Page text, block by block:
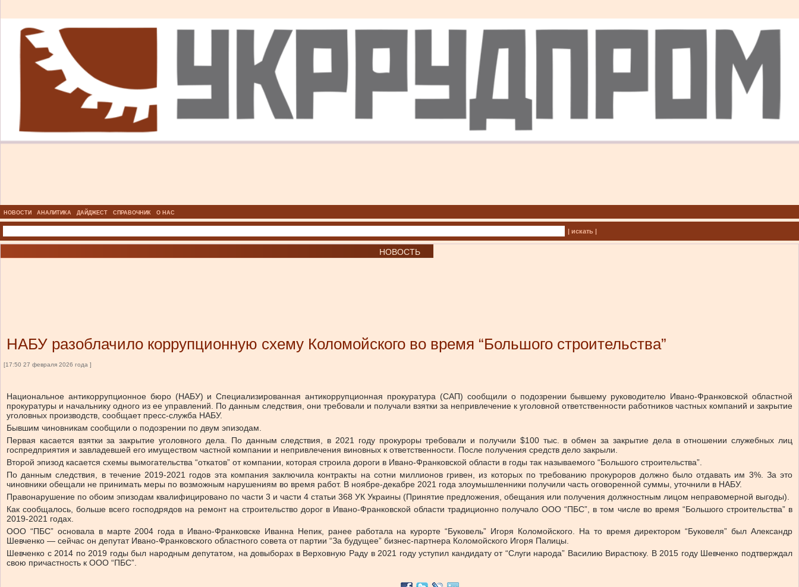
НОВОСТИ АНАЛИТИКА ДАЙДЖЕСТ СПРАВОЧНИК О НАС
| искать |
НОВОСТЬ
НАБУ разоблачило коррупционную схему Коломойского во время “Большого строительства”
[17:50 27 февраля 2026 года ]
Национальное антикоррупционное бюро (НАБУ) и Специализированная антикоррупционная прокуратура (САП) сообщили о подозрении бывшему руководителю Ивано-Франковской областной
прокуратуры и начальнику одного из ее управлений. По данным следствия, они требовали и получали взятки за непривлечение к уголовной ответственности работников частных компаний и закрытие
уголовных производств, сообщает пресс-служба НАБУ.
Бывшим чиновникам сообщили о подозрении по двум эпизодам.
Первая касается взятки за закрытие уголовного дела. По данным следствия, в 2021 году прокуроры требовали и получили $100 тыс. в обмен за закрытие дела в отношении служебных лиц
госпредприятия и завладевшей его имуществом частной компании и непривлечения виновных к ответственности. После получения средств дело закрыли.
Второй эпизод касается схемы вымогательства “откатов” от компании, которая строила дороги в Ивано-Франковской области в годы так называемого “Большого строительства”.
По данным следствия, в течение 2019-2021 годов эта компания заключила контракты на сотни миллионов гривен, из которых по требованию прокуроров должно было отдавать им 3%. За это
чиновники обещали не принимать меры по возможным нарушениям во время работ. В ноябре-декабре 2021 года злоумышленники получили часть оговоренной суммы, уточнили в НАБУ.
Правонарушение по обоим эпизодам квалифицировано по части 3 и части 4 статьи 368 УК Украины (Принятие предложения, обещания или получения должностным лицом неправомерной выгоды).
Как сообщалось, больше всего господрядов на ремонт на строительство дорог в Ивано-Франковской области традиционно получало ООО “ПБС”, в том числе во время “Большого строительства” в
2019-2021 годах.
ООО “ПБС” основала в марте 2004 года в Ивано-Франковске Иванна Непик, ранее работала на курорте “Буковель” Игоря Коломойского. На то время директором “Буковеля” был Александр
Шевченко — сейчас он депутат Ивано-Франковского областного совета от партии “За будущее” бизнес-партнера Коломойского Игоря Палицы.
Шевченко с 2014 по 2019 годы был народным депутатом, на довыборах в Верховную Раду в 2021 году уступил кандидату от “Слуги народа” Василию Вирастюку. В 2015 году Шевченко подтверждал
свою причастность к ООО “ПБС”.